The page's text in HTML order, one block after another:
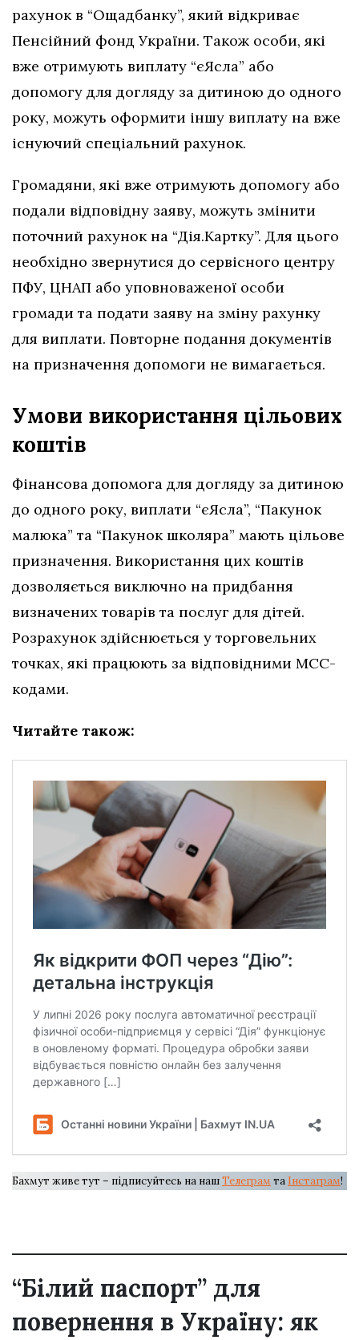
рахунок в “Ощадбанку”, який відкриває
Пенсійний фонд України. Також особи, які
вже отримують виплату “єЯсла” або
допомогу для догляду за дитиною до одного
року, можуть оформити іншу виплату на вже
існуючий спеціальний рахунок.
Громадяни, які вже отримують допомогу або
подали відповідну заяву, можуть змінити
поточний рахунок на “Дія.Картку”. Для цього
необхідно звернутися до сервісного центру
ПФУ, ЦНАП або уповноваженої особи
громади та подати заяву на зміну рахунку
для виплати. Повторне подання документів
на призначення допомоги не вимагається.
Умови використання цільових
коштів
Фінансова допомога для догляду за дитиною
до одного року, виплати “єЯсла”, “Пакунок
малюка” та “Пакунок школяра” мають цільове
призначення. Використання цих коштів
дозволяється виключно на придбання
визначених товарів та послуг для дітей.
Розрахунок здійснюється у торговельних
точках, які працюють за відповідними МСС-
кодами.
Читайте також:
Бахмут живе тут – підписуйтесь на нашТелеграм та Інстаграм!
“Білий паспорт” для
повернення в Україну: як